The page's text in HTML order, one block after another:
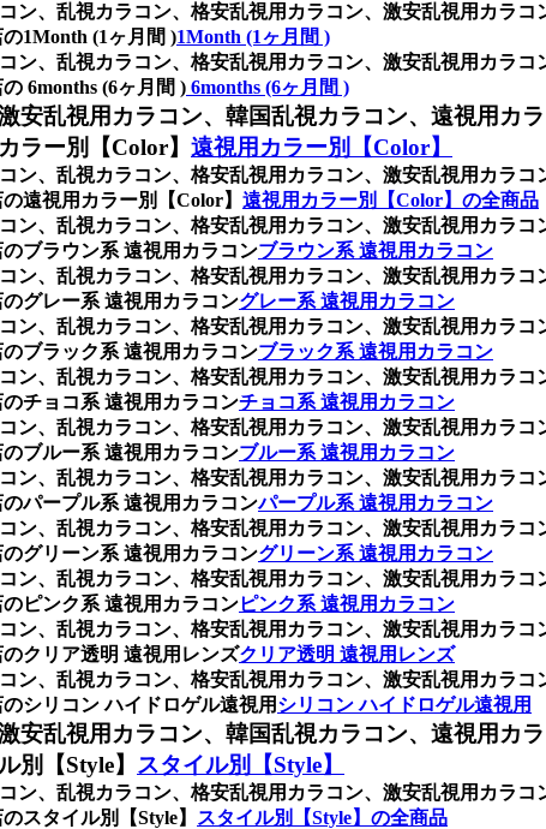
ン、乱視カラコン、格安乱視用カラコン、激安乱視用カラ
1Month (1ヶ月間 )1Month (1ヶ月間 )
ン、乱視カラコン、格安乱視用カラコン、激安乱視用カラ
6months (6ヶ月間 ) 6months (6ヶ月間 )
安乱視用カラコン、韓国乱視カラコン、遠視用カ
ラー別【Color】 遠視用カラー別【Color】
ン、乱視カラコン、格安乱視用カラコン、激安乱視用カラ
遠視用カラー別【Color】 遠視用カラー別【Color】の全商品
ン、乱視カラコン、格安乱視用カラコン、激安乱視用カラ
ブラウン系 遠視用カラコンブラウン系 遠視用カラコン
ン、乱視カラコン、格安乱視用カラコン、激安乱視用カラ
グレー系 遠視用カラコングレー系 遠視用カラコン
ン、乱視カラコン、格安乱視用カラコン、激安乱視用カラ
ブラック系 遠視用カラコンブラック系 遠視用カラコン
ン、乱視カラコン、格安乱視用カラコン、激安乱視用カラ
チョコ系 遠視用カラコンチョコ系 遠視用カラコン
ン、乱視カラコン、格安乱視用カラコン、激安乱視用カラ
ブルー系 遠視用カラコンブルー系 遠視用カラコン
ン、乱視カラコン、格安乱視用カラコン、激安乱視用カラ
パープル系 遠視用カラコンパープル系 遠視用カラコン
ン、乱視カラコン、格安乱視用カラコン、激安乱視用カラ
グリーン系 遠視用カラコングリーン系 遠視用カラコン
ン、乱視カラコン、格安乱視用カラコン、激安乱視用カラ
ピンク系 遠視用カラコンピンク系 遠視用カラコン
ン、乱視カラコン、格安乱視用カラコン、激安乱視用カラ
クリア透明 遠視用レンズクリア透明 遠視用レンズ
ン、乱視カラコン、格安乱視用カラコン、激安乱視用カラ
シリコン ハイドロゲル遠視用 シリコン ハイドロゲル遠視用
安乱視用カラコン、韓国乱視カラコン、遠視用カ
別【Style】 スタイル別【Style】
ン、乱視カラコン、格安乱視用カラコン、激安乱視用カラ
スタイル別【Style】
スタイル別【Style】の全商品